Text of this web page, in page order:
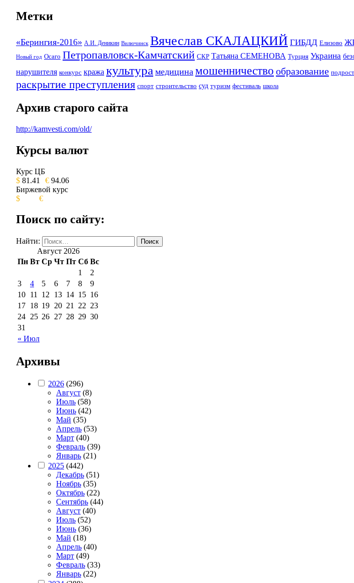
Метки
«Берингия-2016» А.И. Деникин Вилючинск Вячеслав СКАЛАЦКИЙ ГИБДД Елизово
Новый год Осаго Петропавловск-Камчатский СКР Татьяна СЕМЕНОВА Турция Украина
нарушителя конкурс кража культура медицина мошенничество образование
раскрытие преступления спорт строительство суд туризм фестиваль школа
Архив старого сайта
http://kamvesti.com/old/
ОБЩЕСТВЕННО-ПОЛИТИЧЕСКОЕ ИЗДАНИЕ
Курсы валют
Курс ЦБ
$ 81.41 € 94.06
Биржевой курс
$
€
Поиск по сайту:
Найти:
Август 2026
Пн Вт Ср Чт Пт Сб Вс
« Июл
1
2
3
4 5 6 7 8
9
10 11 12 13 14 15 16
17 18 19 20 21 22 23
24 25 26 27 28 29 30
31
Архивы
2026 (296)
Август (8)
Июль (58)
Июнь (42)
Май (35)
Апрель (53)
Март (40)
Февраль (39)
Январь (21)
2025 (442)
Декабрь (51)
Ноябрь (35)
Октябрь (22)
Сентябрь (44)
Август (40)
Июль (52)
Июнь (36)
Май (18)
Апрель (40)
Март (49)
Февраль (33)
Январь (22)